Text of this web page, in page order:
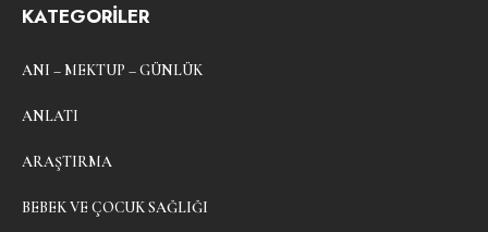
KATEGORİLER
ANI – MEKTUP – GÜNLÜK
ANLATI
ARAŞTIRMA
BEBEK VE ÇOCUK SAĞLIĞI